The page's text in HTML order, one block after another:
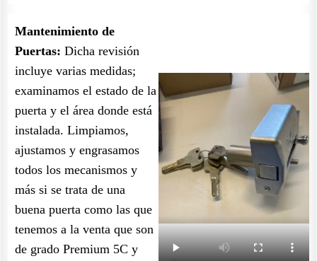
Mantenimiento de
Puertas: Dicha revisión
incluye varias medidas;
examinamos el estado de la
puerta y el área donde está
instalada. Limpiamos,
ajustamos y engrasamos
todos los mecanismos y
más si se trata de una
buena puerta como las que
tenemos a la venta que son
de grado Premium 5C y